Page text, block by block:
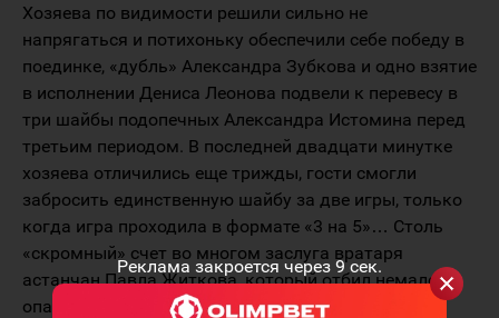
Реклама закроется через 9сек.
Хозяева по видимости решили сильно не
напрягаться и потихоньку обеспечили себе победу в
поединке, «дубль» Александра Зубкова и одно взятие
в исполнении Дениса Леонова подвели к перевесу в
три шайбы подопечных Александра Истомина перед
третьим периодом. В последней двадцати минутке
хозяева отличились еще трижды, гости смогли
забросить единственную шайбу за две игры, только
когда игра проходила в формате «3 на 5»… Столь
«скромный» счет во многом заслуга вратаря
астанчан Павла Житкова, который отбил немало
опасных ударов атыраусцев.